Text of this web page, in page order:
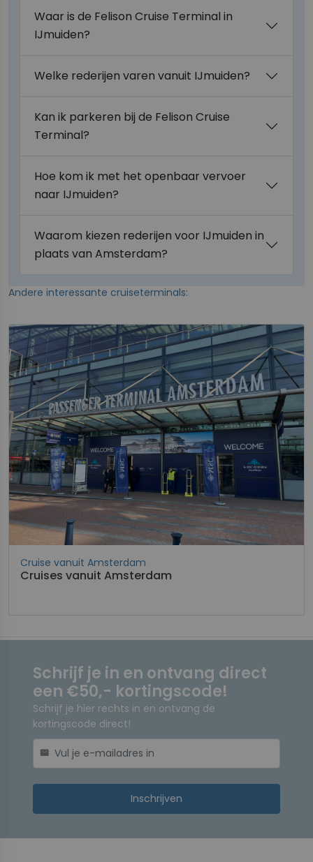
Waar is de Felison Cruise Terminal in
IJmuiden?
Welke rederijen varen vanuit IJmuiden?
Kan ik parkeren bij de Felison Cruise
Terminal?
Hoe kom ik met het openbaar vervoer
naar IJmuiden?
Waarom kiezen rederijen voor IJmuiden in
plaats van Amsterdam?
Andere interessante cruiseterminals:
Cruise vanuit Amsterdam
Cruises vanuit Amsterdam
Schrijf je in en ontvang direct
een €50,- kortingscode!
Schrijf je hier rechts in en ontvang de
kortingscode direct!
mail
Inschrijven